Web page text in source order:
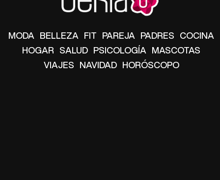
MODA BELLEZA FIT PAREJA PADRES COCINA
HOGAR SALUD PSICOLOGÍA MASCOTAS
VIAJES NAVIDAD HORÓSCOPO